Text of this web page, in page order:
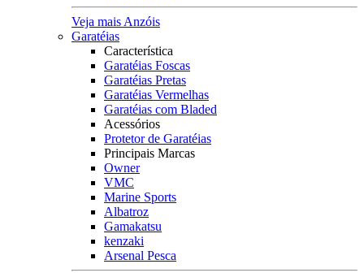
Veja mais Anzóis
Garatéias
Característica
Garatéias Foscas
Garatéias Pretas
Garatéias Vermelhas
Garatéias com Bladed
Acessórios
Protetor de Garatéias
Principais Marcas
Owner
VMC
Marine Sports
Albatroz
Gamakatsu
kenzaki
Arsenal Pesca